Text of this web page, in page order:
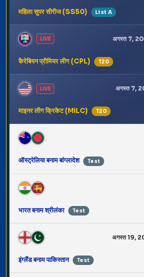
महिला सुपर सीरीज (SS50) List A
कैरेबियन प्रीमियर लीग (CPL) T20
अगस्त 7,
LIVE
माइनर लीग क्रिकेट (MiLC) T20
अगस्त 7,
LIVE
ऑस्ट्रेलिया बनाम बांग्लादेश Test
भारत बनाम श्रीलंका Test
इंग्लैंड बनाम पाकिस्तान Test
अगस्त 19,